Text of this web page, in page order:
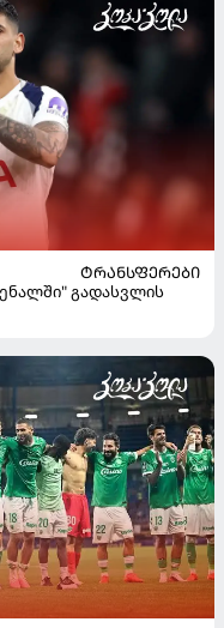
ᲢᲠᲐᲜᲡᲤᲔᲠᲔᲑᲘ
გადასვლის